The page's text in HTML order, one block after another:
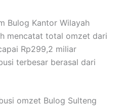
Bulog Kantor Wilayah
mencatat total omzet dari
Rp299,2 miliar
terbesar berasal dari
omzet Bulog Sulteng